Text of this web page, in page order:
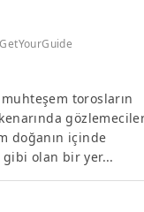
torosların
doğanın içinde
gibi olan bir yer...